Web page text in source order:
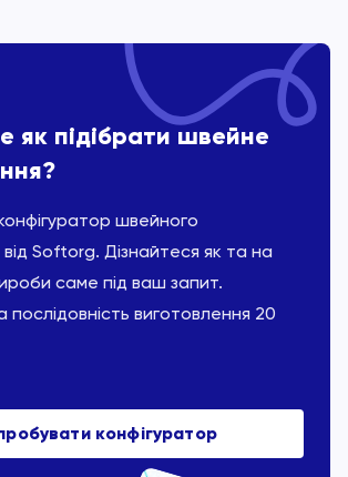
як підібрати швейне
швейного
Softorg. Дізнайтеся як та на
саме під ваш запит.
послідовність виготовлення 20
конфігуратор